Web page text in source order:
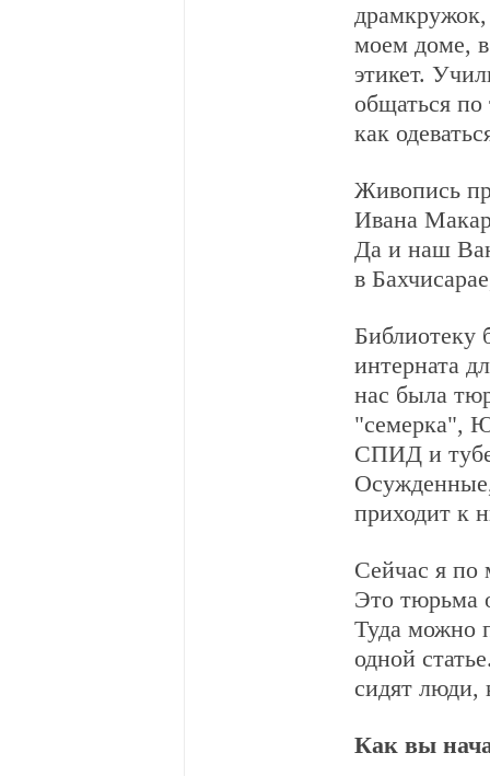
моем доме,
этикет.
общаться по
как
Живопись
Ивана
Да и наш
в
Библиотеку
интерната
нас была
"семерка",
СПИД и
приходит к
Сейчас я
Это тюрьма
Туда можно
одной
сидят люди,
Как вы